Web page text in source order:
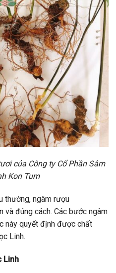
của Công ty Cổ Phần Sâm
Kon Tum
thường, ngâm rượu
và đúng cách. Các bước ngâm
này quyết định được chất
Linh.
Linh